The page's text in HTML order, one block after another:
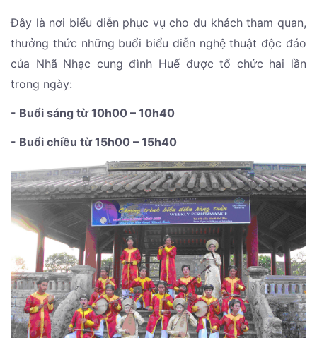
Đây là nơi biểu diễn phục vụ cho du khách tham quan,
thưởng thức những buổi biểu diễn nghệ thuật độc đáo
của Nhã Nhạc cung đình Huế được tổ chức hai lần
trong ngày:
- Buổi sáng từ 10h00 – 10h40
- Buổi chiều từ 15h00 – 15h40